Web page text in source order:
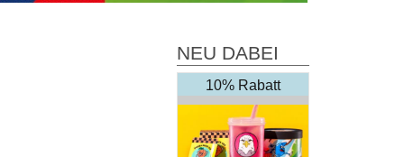
NEU DABEI
10% Rabatt